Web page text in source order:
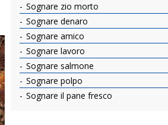
Sognare zio morto
Sognare denaro
Sognare amico
Sognare lavoro
Sognare salmone
Sognare polpo
Sognare il pane fresco